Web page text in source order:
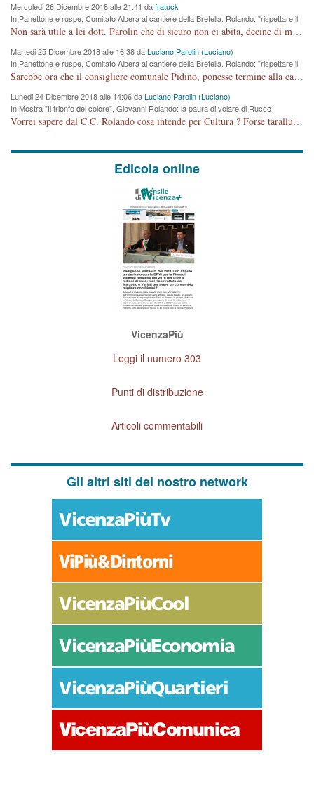
Mercoledi 26 Dicembre 2018 alle 21:41 dafratuck
In Panettone e ruspe, Comitato Albera al cantiere della Bretella. Rolando: "rispettare il
cronoprogramma"
Non sarà utile a lei dott. Parolin che di sicuro non ci abita, decine di migliaia di TIR, automobili e padroncini che passano quotidianamente per una strada appena rotabile, non è più possibile stendere i panni, attraversare la strada senza rischiare la morte, le case stanno crepando, i tempi sono cambiati e la bretella non passerà assolutamente per maddalene (ma cosa sta a dire?!), dia invece responsabilità a chi ha costruito tagliando la strada che doveva invece terminare a isola vicentina e non al moracchino lasciando Motta di Costabissara ancora in panne di traffico. I tempi sono cambiati dottore e se l'anagrafe della vita stagna nell'essere umano impressioni conservatrici, la società non le considera perchè va avanti, si industrializza e ha bisogno di infrastrutture e di sviluppo. Ultima considerazione, se è geloso di Rolando perchè vede in lui solo campagne politiche mentre si difendono i SOLI diritti dei cittadini, la preghiamo faccia considerazioni più appropriate. Saluti e complimenti per i suoi scritti.
Martedi 25 Dicembre 2018 alle 16:38 daLuciano Parolin (Luciano)
In Panettone e ruspe, Comitato Albera al cantiere della Bretella. Rolando: "rispettare il
cronoprogramma"
Sarebbe ora che il consigliere comunale Pidino, ponesse termine alla campagna elettorale nel territorio del suo seggio Villaggio del Sole. La tiraca è iniziata, distruggerà 6 km di prateria ovest della città, ricca di fonti e sorgenti d'acqua. I cittadini di Maddalene non avranno più Pace la notte. Molta colpa per la costruzione di questa Strada è proprio del signor Rolando,dei suoi gazebo mobili e che vuol far passare questa opera VANDALICA come progetto "utile" a chi ? Non è cosa seria sig. Rolando!
Lunedi 24 Dicembre 2018 alle 14:06 daLuciano Parolin (Luciano)
In Mostra "Il trionfo del colore", Giovanni Rolando: la paura di volare di Rucco
Vorrei sapere dal C.C. Rolando cosa intende per Cultura ? Forse tarallucci, vino e sagre, o spaghetti tricolori del PD ? Il continuo (s)parlare della mostra a Palazzo Chiericati caro consigliere DANNEGGIA FORTEMENTE l'immagine della città TUTTA e fa deviare i consensi che in RUSSIA (badi bene ex U.R.S.S.) sono ECCELLENTI. A livello artistico l'evento è di alta Valenza culturale, COMPITO di Tutta la Cittadinanza fare il possibile per propagandare l'iniziativa senza farne UN CASO PARTITICO come fa Lei da sempre. Meno Gazebo + Partecipazione! E così sia. Amen.
Edicola online
VicenzaPiù
Leggi il numero 303
Punti di distribuzione
Articoli commentabili
Gli altri siti del nostro network